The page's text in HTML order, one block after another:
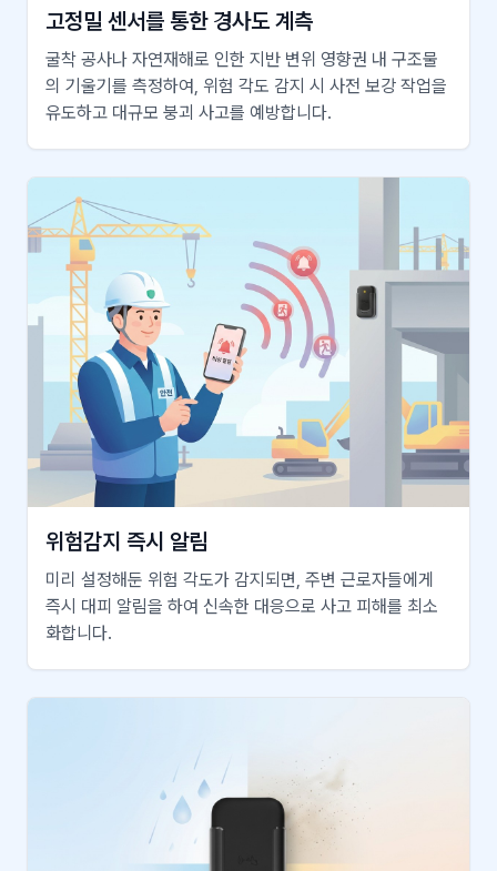
고정밀 센서를 통한 경사도 계측
굴착 공사나 자연재해로 인한 지반 변위 영향권 내 구조물
의 기울기를 측정하여, 위험 각도 감지 시 사전 보강 작업을
유도하고 대규모 붕괴 사고를 예방합니다.
위험감지 즉시 알림
미리 설정해둔 위험 각도가 감지되면, 주변 근로자들에게
즉시 대피 알림을 하여 신속한 대응으로 사고 피해를 최소
화합니다.